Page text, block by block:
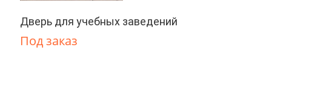
Дверь для учебных заведений
Под заказ